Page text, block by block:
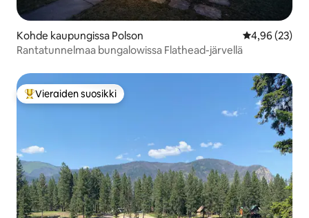
Kohde kaupungissa Polson
4,96 (23)
Rantatunnelmaa bungalowissa Flathead-järvellä
Vieraiden suosikkien parhaimmistoa
Vieraiden suosikki